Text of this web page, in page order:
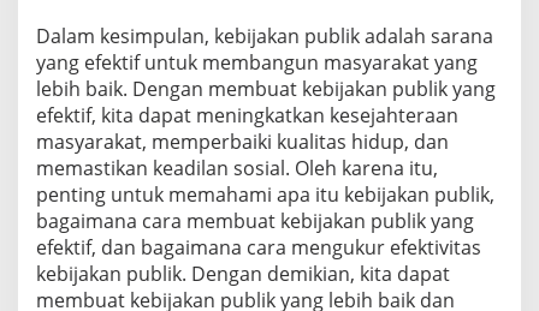
Dalam kesimpulan, kebijakan publik adalah sarana
yang efektif untuk membangun masyarakat yang
lebih baik. Dengan membuat kebijakan publik yang
efektif, kita dapat meningkatkan kesejahteraan
masyarakat, memperbaiki kualitas hidup, dan
memastikan keadilan sosial. Oleh karena itu,
penting untuk memahami apa itu kebijakan publik,
bagaimana cara membuat kebijakan publik yang
efektif, dan bagaimana cara mengukur efektivitas
kebijakan publik. Dengan demikian, kita dapat
membuat kebijakan publik yang lebih baik dan